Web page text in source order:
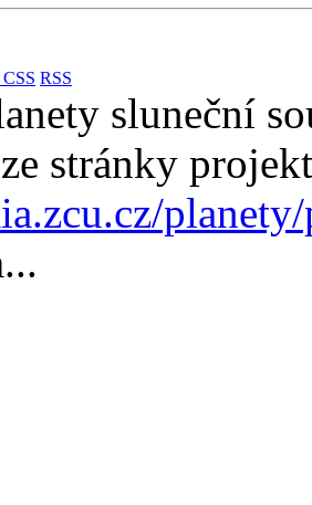
CSS RSS
sluneční
stránky